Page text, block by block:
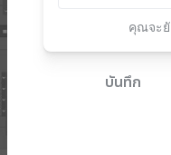
คุณจะยั
บันทึก